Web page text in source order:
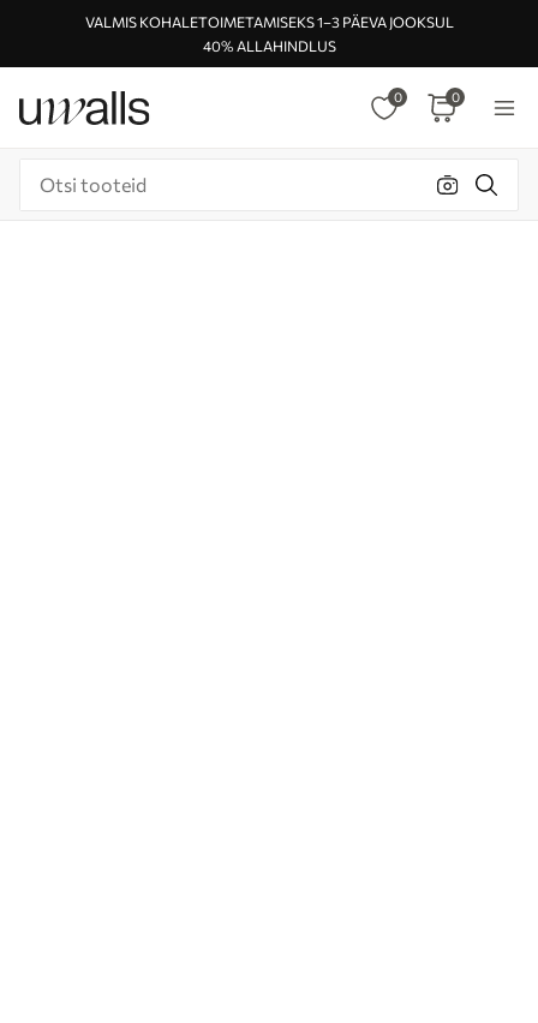
VALMIS KOHALETOIMETAMISEKS 1–3 PÄEVA JOOKSUL
40% ALLAHINDLUS
0 0